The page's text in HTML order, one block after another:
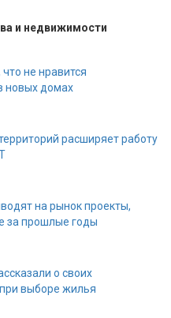
и недвижимости
не нравится
новых домах
расширяет работу
на рынок проекты,
за прошлые годы
о своих
выборе жилья